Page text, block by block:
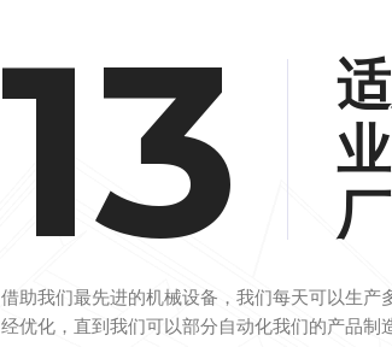
17
厂
借助我们最先进的机械设备，我们每天可以生产
经优化，直到我们可以部分自动化我们的产品制